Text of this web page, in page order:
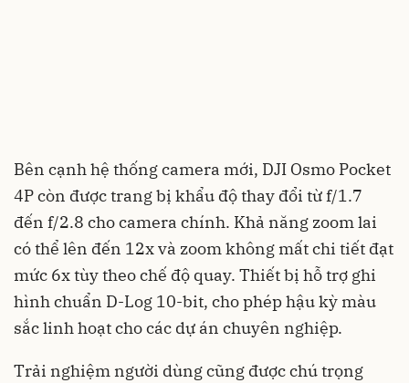
Bên cạnh hệ thống camera mới, DJI Osmo Pocket
4P còn được trang bị khẩu độ thay đổi từ f/1.7
đến f/2.8 cho camera chính. Khả năng zoom lai
có thể lên đến 12x và zoom không mất chi tiết đạt
mức 6x tùy theo chế độ quay. Thiết bị hỗ trợ ghi
hình chuẩn D-Log 10-bit, cho phép hậu kỳ màu
sắc linh hoạt cho các dự án chuyên nghiệp.
Trải nghiệm người dùng cũng được chú trọng